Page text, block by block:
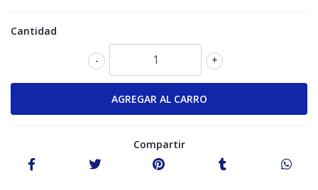
Cantidad
+
-
Compartir